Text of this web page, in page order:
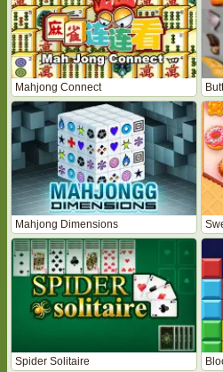
Mahjong Connect
Mahjong Dimensions
Spider Solitaire